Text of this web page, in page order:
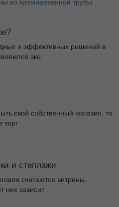
и эффективных решений в
эко
свой собственный магазин, то
торг
и стеллажи
считаются витрины,
них зависит